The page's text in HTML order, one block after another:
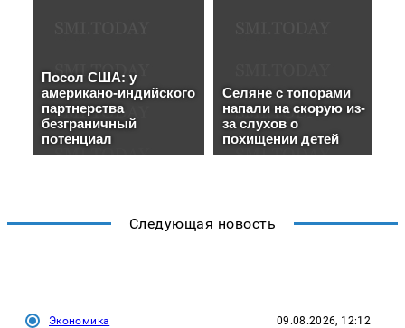
Следующая новость
Экономика 09.08.2026, 12:12